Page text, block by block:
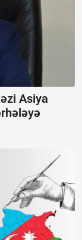
Asiya